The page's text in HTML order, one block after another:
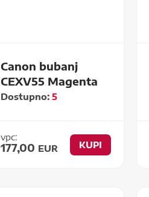
Canon bubanj
CEXV55 Magenta
Dostupno:5
vpc:
177,00 EUR KUPI